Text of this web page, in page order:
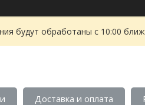
будут обработаны с 10:00
Доставка и оплата